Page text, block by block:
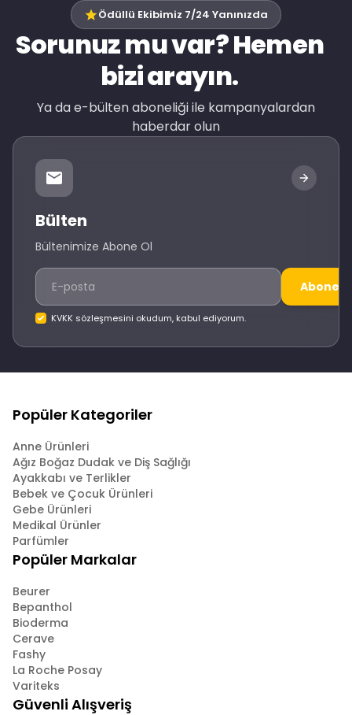
Ödüllü Ekibimiz 7/24 Yanınızda
Sorunuz mu var? Hemen
bizi arayın.
Ya da e-bülten aboneliği ile kampanyalardan
haberdar olun
Bülten
Bültenimize Abone Ol
Abone
KVKK sözleşmesini okudum, kabul ediyorum.
Popüler Kategoriler
Anne Ürünleri
Ağız Boğaz Dudak ve Diş Sağlığı
Ayakkabı ve Terlikler
Bebek ve Çocuk Ürünleri
Gebe Ürünleri
Medikal Ürünler
Parfümler
Popüler Markalar
Beurer
Bepanthol
Bioderma
Cerave
Fashy
La Roche Posay
Variteks
Güvenli Alışveriş